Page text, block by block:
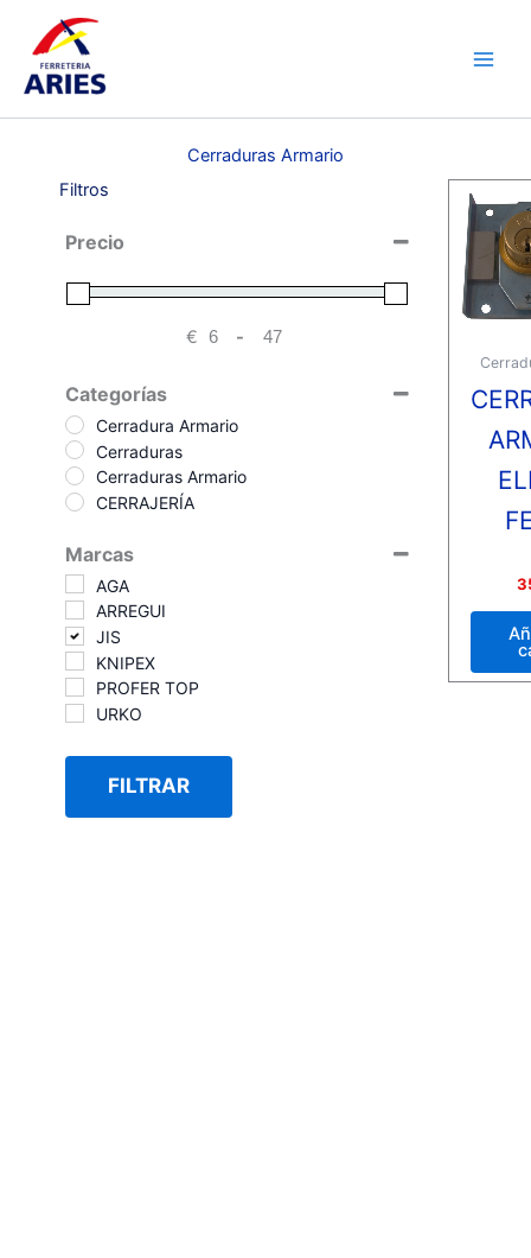
contenido
Cerraduras Armario
Filtros
Precio
€ Minimum Price
-Maximum Price
Categorías
Cerradura Armario
Cerraduras
Cerraduras Armario
CERRAJERÍA
Marcas
AGA
ARREGUI
JIS
KNIPEX
PROFER TOP
URKO
FILTRAR
0